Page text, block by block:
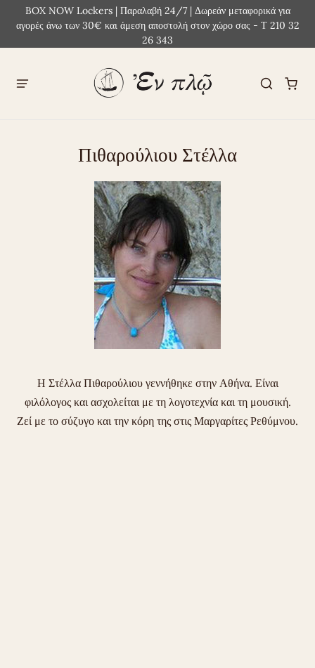
BOX NOW Lockers | Παραλαβή 24/7 | Δωρεάν μεταφορικά για
αγορές άνω των 30€ και άμεση αποστολή στον χώρο σας - Τ 210 32
26 343
Πιθαρούλιου Στέλλα
Η Στέλλα Πιθαρούλιου γεννήθηκε στην Αθήνα. Είναι
φιλόλογος και ασχολείται με τη λογοτεχνία και τη μουσική.
Ζεί με το σύζυγο και την κόρη της στις Μαργαρίτες Ρεθύμνου.